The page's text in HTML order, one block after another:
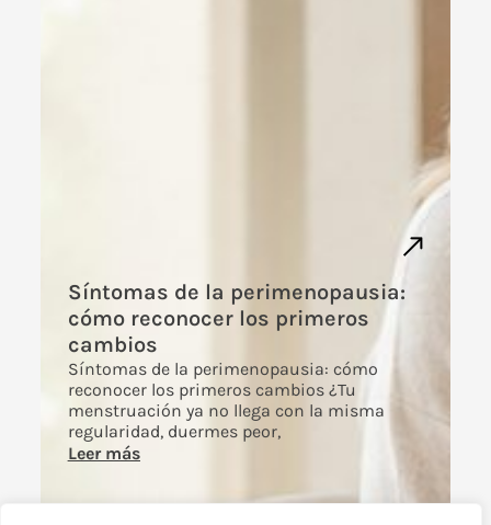
Síntomas de la perimenopausia:
cómo reconocer los primeros
cambios
Síntomas de la perimenopausia: cómo
reconocer los primeros cambios ¿Tu
menstruación ya no llega con la misma
regularidad, duermes peor,
Leer más